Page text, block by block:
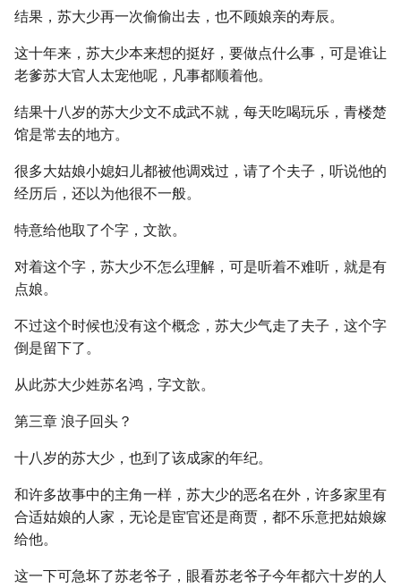
结果，苏大少再一次偷偷出去，也不顾娘亲的寿辰。
这十年来，苏大少本来想的挺好，要做点什么事，可是谁让
老爹苏大官人太宠他呢，凡事都顺着他。
结果十八岁的苏大少文不成武不就，每天吃喝玩乐，青楼楚
馆是常去的地方。
很多大姑娘小媳妇儿都被他调戏过，请了个夫子，听说他的
经历后，还以为他很不一般。
特意给他取了个字，文歆。
对着这个字，苏大少不怎么理解，可是听着不难听，就是有
点娘。
不过这个时候也没有这个概念，苏大少气走了夫子，这个字
倒是留下了。
从此苏大少姓苏名鸿，字文歆。
第三章 浪子回头？
十八岁的苏大少，也到了该成家的年纪。
和许多故事中的主角一样，苏大少的恶名在外，许多家里有
合适姑娘的人家，无论是宦官还是商贾，都不乐意把姑娘嫁
给他。
这一下可急坏了苏老爷子，眼看苏老爷子今年都六十岁的人